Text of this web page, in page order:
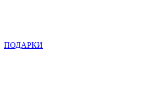
ПОДАРКИ